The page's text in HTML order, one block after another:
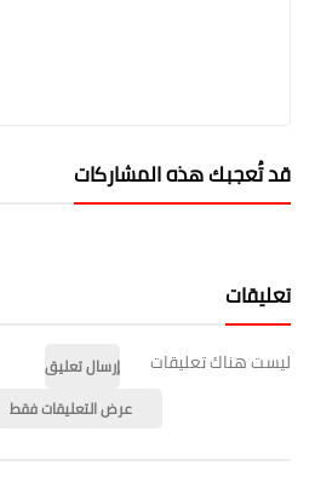
قد تُعجبك هذه المشاركات
تعليقات
ليست هناك تعليقات
إرسال تعليق
عرض التعليقات فقط